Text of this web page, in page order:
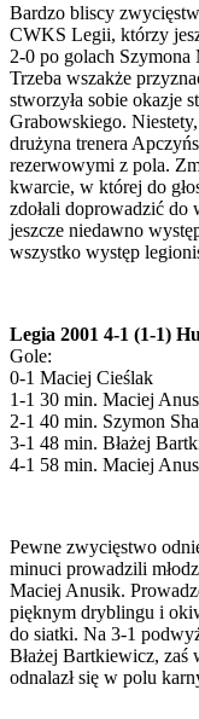
Bardzo bliscy
CWKS Legii, którzy
2-0 po golach Szymona
Trzeba wszakże
stworzyła sobie okazje
Grabowskiego.
drużyna trenera
rezerwowymi z pola.
kwarcie, w której do
zdołali doprowadzić do
jeszcze niedawno
wszystko występ
Legia 2001 4-1 (1-1)
Gole:
0-1 Maciej Cieślak
1-1 30 min. Maciej
2-1 40 min. Szymon
3-1 48 min. Błażej
4-1 58 min. Maciej
Pewne zwycięstwo
minuci prowadzili
Maciej Anusik.
pięknym dryblingu i
do siatki. Na 3-1
Błażej Bartkiewicz, zaś
odnalazł się w polu